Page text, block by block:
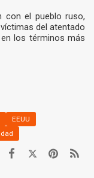
con el pueblo ruso,
del atentado
los términos más
EEUU